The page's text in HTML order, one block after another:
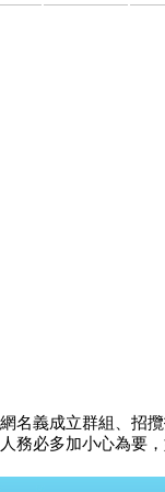
名義成立群組、招
務必多加小心為要